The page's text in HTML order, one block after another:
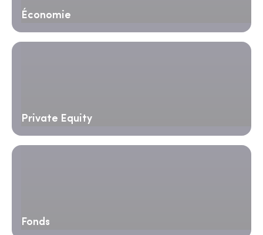
Économie
Private Equity
Fonds